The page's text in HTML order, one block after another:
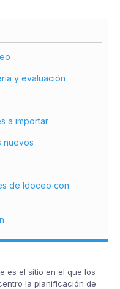
y evaluación
a importar
nuevos
de Idoceo con
es el sitio en el que los
la planificación de